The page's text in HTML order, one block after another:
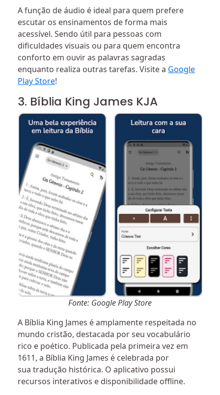
A função de áudio é ideal para quem prefere
escutar os ensinamentos de forma mais
acessível. Sendo útil para pessoas com
dificuldades visuais ou para quem encontra
conforto em ouvir as palavras sagradas
enquanto realiza outras tarefas. Visite a Google
Play Store!
3. Bíblia King James KJA
Fonte: Google Play Store
A Bíblia King James é amplamente respeitada no
mundo cristão, destacada por seu vocabulário
rico e poético. Publicada pela primeira vez em
1611, a Bíblia King James é celebrada por
sua tradução histórica. O aplicativo possui
recursos interativos e disponibilidade offline.